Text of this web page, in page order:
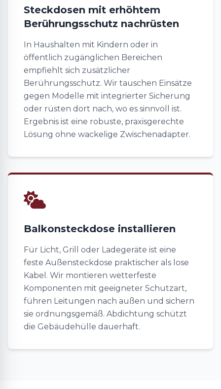
Steckdosen mit erhöhtem
Berührungsschutz nachrüsten
In Haushalten mit Kindern oder in
öffentlich zugänglichen Bereichen
empfiehlt sich zusätzlicher
Berührungsschutz. Wir tauschen Einsätze
gegen Modelle mit integrierter Sicherung
oder rüsten dort nach, wo es sinnvoll ist.
Ergebnis ist eine robuste, praxisgerechte
Lösung ohne wackelige Zwischenadapter.
Balkonsteckdose installieren
Für Licht, Grill oder Ladegeräte ist eine
feste Außensteckdose praktischer als lose
Kabel. Wir montieren wetterfeste
Komponenten mit geeigneter Schutzart,
führen Leitungen nach außen und sichern
sie ordnungsgemäß. Abdichtung schützt
die Gebäudehülle dauerhaft.